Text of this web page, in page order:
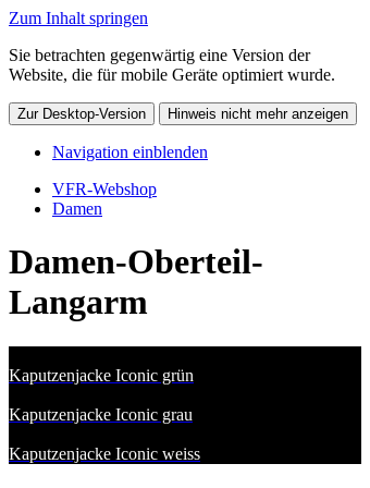
Zum Inhalt springen
Sie betrachten gegenwärtig eine Version der
Website, die für mobile Geräte optimiert wurde.
Zur Desktop-Version Hinweis nicht mehr anzeigen
Navigation einblenden
VFR-Webshop
Damen
Damen-Oberteil-
Langarm
Kaputzenjacke Iconic grün
Kaputzenjacke Iconic grau
Kaputzenjacke Iconic weiss